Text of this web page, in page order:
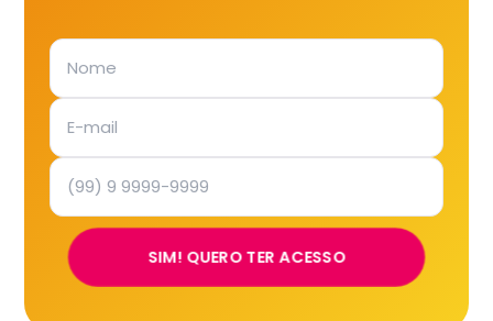
SIM! QUERO TER ACESSO